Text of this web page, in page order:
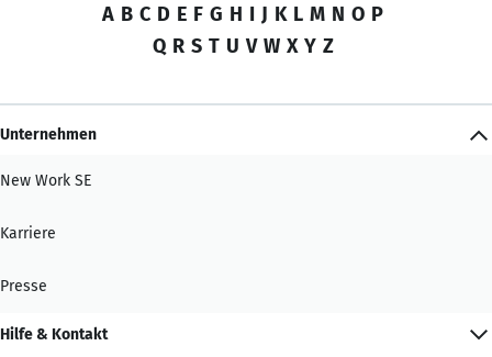
A B C D E F G H I J K L M N O P
Q R S T U V W X Y Z
Unternehmen
New Work SE
Karriere
Presse
Hilfe & Kontakt